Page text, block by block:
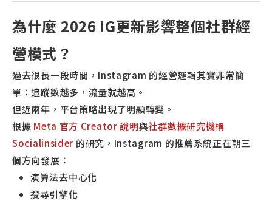
為什麼 2026 IG更新影響整個社群經
營模式？
過去很長一段時間，Instagram 的經營邏輯其實非常簡
單：追蹤數越多，流量就越高。
但近兩年，平台策略出現了明顯轉變。
根據 Meta 官方 Creator 說明與社群數據研究機構
Socialinsider 的研究，Instagram 的推薦系統正在朝三
個方向發展：
演算法去中心化
搜尋引擎化